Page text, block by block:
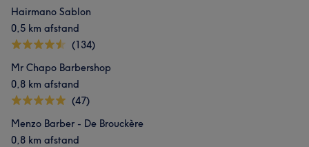
Hairmano Sablon
0,5 km afstand
(134)
Mr Chapo Barbershop
0,8 km afstand
(47)
Menzo Barber - De Brouckère
0,8 km afstand